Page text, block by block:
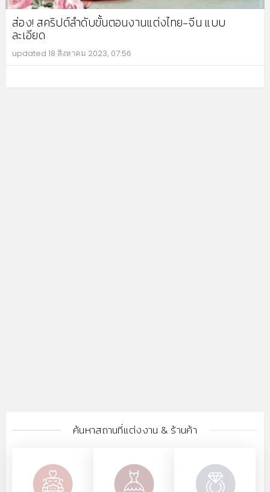
ส่อง! สคริปต์ลำดับขั้นตอนงานแต่งไทย-จีน แบบ
ละเอียด
updated 18 สิงหาคม 2023, 07:56
ค้นหาสถานที่แต่งงาน & ร้านค้า